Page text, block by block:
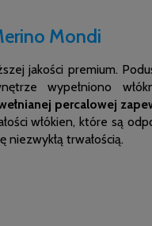
Mondi
jakości premium.
wypełniono
percalowej
włókien, które są
niezwykłą trwałością.